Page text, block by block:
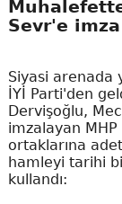
Sevr'e
Siyasi arenada
İYİ Parti'den
Dervişoğlu,
imzalayan
ortaklarına
hamleyi tarihi
kullandı: